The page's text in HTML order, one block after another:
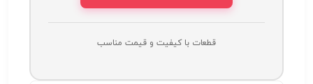
قطعات با کیفیت و قیمت مناسب